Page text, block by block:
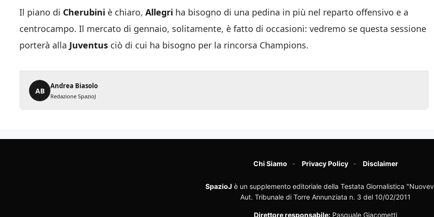
Il piano di Cherubini è chiaro, Allegri ha bisogno di una pedina in più nel reparto offensivo e a
centrocampo. Il mercato di gennaio, solitamente, è fatto di occasioni: vedremo se questa sessione
porterà alla Juventus ciò di cui ha bisogno per la rincorsa Champions.
AB
Andrea Biasolo
Redazione SpazioJ
Chi Siamo Privacy Policy Disclaimer
SpazioJ è un supplemento editoriale della Testata Giornalistica
Aut. Tribunale di Torre Annunziata n. 3 del 10/02/2011
Direttore responsabile: Pasquale Giacometti